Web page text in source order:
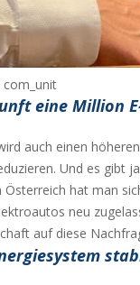
eine Million
auch einen
Und es gibt
Österreich hat man
neu
auf diese